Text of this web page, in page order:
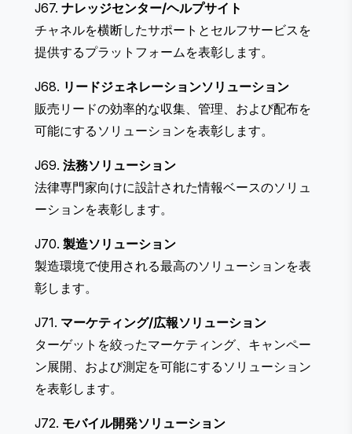
J67. ナレッジセンター/ヘルプサイト
チャネルを横断したサポートとセルフサービスを
提供するプラットフォームを表彰します。
J68. リードジェネレーションソリューション
販売リードの効率的な収集、管理、および配布を
可能にするソリューションを表彰します。
J69. 法務ソリューション
法律専門家向けに設計された情報ベースのソリュ
ーションを表彰します。
J70. 製造ソリューション
製造環境で使用される最高のソリューションを表
彰します。
J71. マーケティング/広報ソリューション
ターゲットを絞ったマーケティング、キャンペー
ン展開、および測定を可能にするソリューション
を表彰します。
J72. モバイル開発ソリューション